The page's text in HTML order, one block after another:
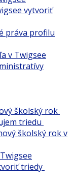
vytvoriť
práva profilu
v Twigsee
školský rok
triedu
školský rok v
triedy